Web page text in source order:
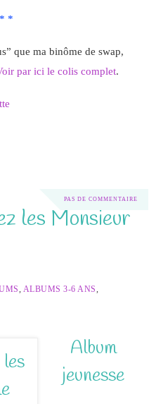
*
que ma binôme de swap,
par ici le colis complet.
PAS DE COMMENTAIRE
les Monsieur
ALBUMS 3-6 ANS
Album
jeunesse